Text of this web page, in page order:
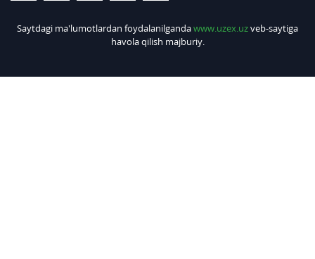
Saytdagi ma'lumotlardan foydalanilgandawww.uzex.uzveb-saytiga
havola qilish majburiy.